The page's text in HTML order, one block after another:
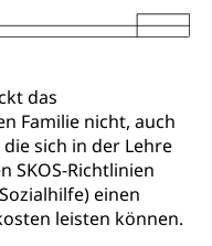
das
Familie nicht, auch
sich in der Lehre
SKOS-Richtlinien
einen
leisten können.